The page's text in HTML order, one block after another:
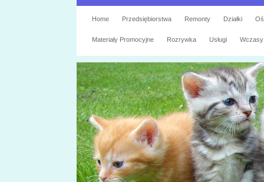
Home Przedsiębiorstwa Remonty Działki
Materiały Promocyjne Rozrywka Usługi Wczasy